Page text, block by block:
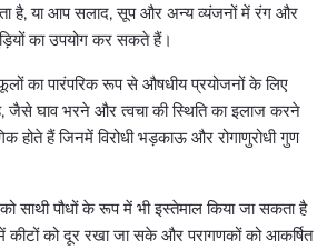
है, या आप सलाद, सूप और अन्य व्यंजनों में रंग और
का उपयोग कर सकते हैं।
का पारंपरिक रूप से औषधीय प्रयोजनों के लिए
जैसे घाव भरने और त्वचा की स्थिति का इलाज करने
होते हैं जिनमें विरोधी भड़काऊ और रोगाणुरोधी गुण
साथी पौधों के रूप में भी इस्तेमाल किया जा सकता है
कीटों को दूर रखा जा सके और परागणकों को आकर्षित